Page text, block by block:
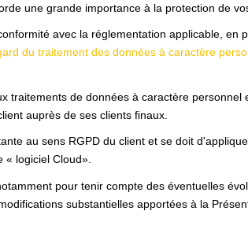
une grande importance à la protection de
avec la réglementation applicable, en
du traitement des données à caractère
de données à caractère
auprès de ses clients finaux.
au sens RGPD du client et se doit
logiciel Cloud».
pour tenir compte des éventuelles
substantielles apportées à la